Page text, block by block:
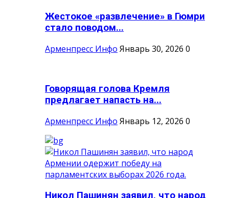
Жестокое «развлечение» в Гюмри
стало поводом...
Арменпресс Инфо Январь 30, 2026 0
Говорящая голова Кремля
предлагает напасть на...
Арменпресс Инфо Январь 12, 2026 0
Никол Пашинян заявил, что народ